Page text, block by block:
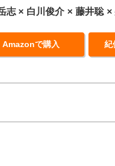
志 白川俊介 藤井聡
Amazonで購入 紀